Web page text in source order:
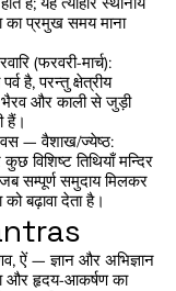
प्रमुख समय माना
(फरवरी-मार्च):
है, परन्तु क्षेत्रीय
भैरव और काली से जुड़ी
हैं।
— वैशाख/ज्येष्ठ:
विशिष्ट तिथियाँ मन्दिर
सम्पूर्ण समुदाय मिलकर
बढ़ावा देता है।
ऐं — ज्ञान और अभिज्ञान
और हृदय-आकर्षण का